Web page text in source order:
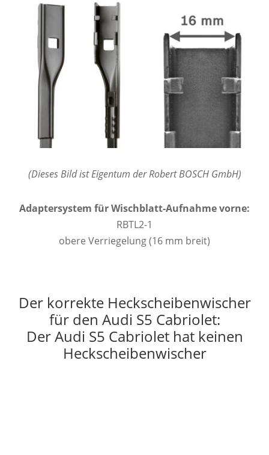
(Dieses Bild ist Eigentum der Robert BOSCH GmbH)
Adaptersystem für Wischblatt-Aufnahme vorne:
RBTL2-1
obere Verriegelung (16 mm breit)
Der korrekte Heckscheibenwischer
für den Audi S5 Cabriolet:
Der Audi S5 Cabriolet hat keinen
Heckscheibenwischer